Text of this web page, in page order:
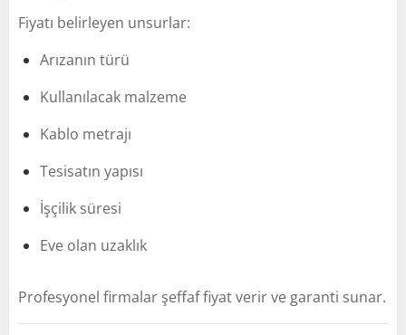
Fiyatı belirleyen unsurlar:
Arızanın türü
Kullanılacak malzeme
Kablo metrajı
Tesisatın yapısı
İşçilik süresi
Eve olan uzaklık
Profesyonel firmalar şeffaf fiyat verir ve garanti sunar.